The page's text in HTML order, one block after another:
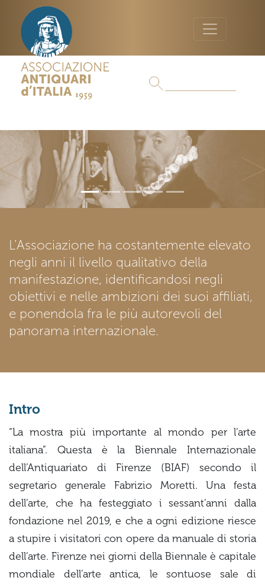
Previous
L’Associazione ha costantemente elevato
negli anni il livello qualitativo della
manifestazione, identificandosi negli
obiettivi e nelle ambizioni dei suoi affiliati,
e ponendola fra le più autorevoli del
panorama internazionale.
Intro
“La mostra più importante al mondo per l’arte
italiana”. Questa è la Biennale Internazionale
dell’Antiquariato di Firenze (BIAF) secondo il
segretario generale Fabrizio Moretti. Una festa
dell’arte, che ha festeggiato i sessant’anni dalla
fondazione nel 2019, e che a ogni edizione riesce
a stupire i visitatori con opere da manuale di storia
dell’arte. Firenze nei giorni della Biennale è capitale
mondiale dell’arte antica, le sontuose sale di